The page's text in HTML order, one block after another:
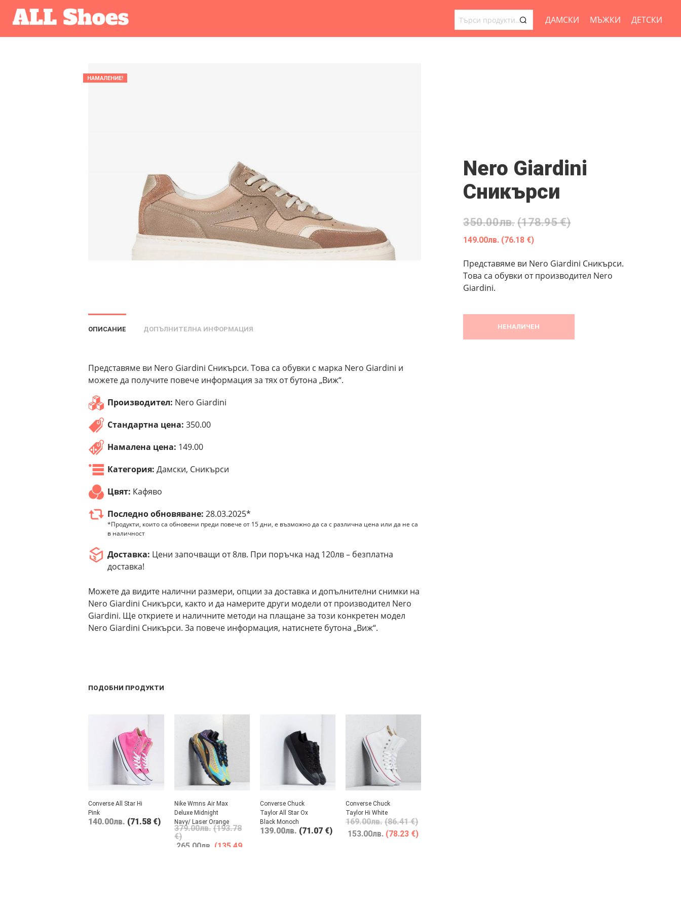
ТЪРСЕНЕ
ДАМСКИ МЪЖКИ ДЕТСКИ
НАМАЛЕНИЕ!
Nero Giardini
Сникърси
350.00лв. (178.95 €)
149.00лв. (76.18 €)
Представяме ви Nero Giardini Сникърси.
Това са обувки от производител Nero
Giardini.
НЕНАЛИЧЕН
ОПИСАНИЕ ДОПЪЛНИТЕЛНА ИНФОРМАЦИЯ
Представяме ви Nero Giardini Сникърси. Това са обувки с марка Nero Giardini и
можете да получите повече информация за тях от бутона „Виж“.
Производител: Nero Giardini
Стандартна цена: 350.00
Намалена цена: 149.00
Категория: Дамски, Сникърси
Цвят: Кафяво
Последно обновяване: 28.03.2025*
*Продукти, които са обновени преди повече от 15 дни, е възможно да са с различна цена или да не са
в наличност
Доставка: Цени започващи от 8лв. При поръчка над 120лв – безплатна
доставка!
Можете да видите налични размери, опции за доставка и допълнителни снимки на
Nero Giardini Сникърси, както и да намерите други модели от производител Nero
Giardini. Ще откриете и наличните методи на плащане за този конкретен модел
Nero Giardini Сникърси. За повече информация, натиснете бутона „Виж“.
ПОДОБНИ ПРОДУКТИ
Converse All Star Hi
Pink
140.00лв. (71.58 €)
Nike Wmns Air Max
Deluxe Midnight
Navy/ Laser Orange
379.00лв. (193.78
€)
265.00лв. (135.49
Converse Chuck
Taylor All Star Ox
Black Monoch
139.00лв. (71.07 €)
Converse Chuck
Taylor Hi White
169.00лв. (86.41 €)
153.00лв. (78.23 €)